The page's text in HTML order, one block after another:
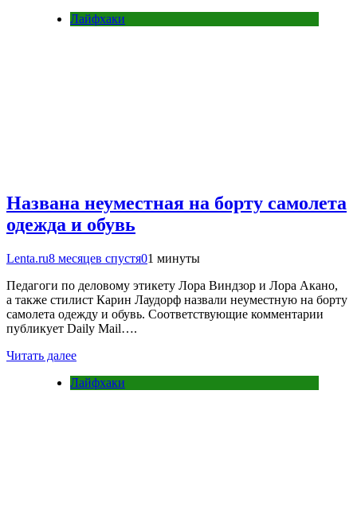
Лайфхаки
Названа неуместная на борту самолета
одежда и обувь
Lenta.ru8 месяцев спустя01 минуты
Педагоги по деловому этикету Лора Виндзор и Лора Акано,
а также стилист Карин Лаудорф назвали неуместную на борту
самолета одежду и обувь. Соответствующие комментарии
публикует Daily Mail….
Читать далее
Лайфхаки